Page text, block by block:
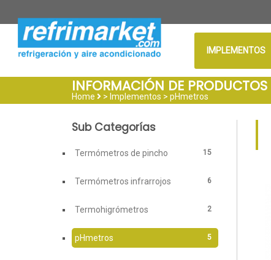
IMPLEMENTOS
INFORMACIÓN DE PRODUCTOS
Home > Implementos > pHmetros
Sub Categorías
Termómetros de pincho 15
Termómetros infrarrojos 6
Termohigrómetros 2
pHmetros 5